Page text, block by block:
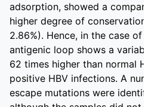
adsorption, showed a
higher degree of conservation
2.86%). Hence, in the case of
antigenic loop shows a
62 times higher than normal
positive HBV infections. A
escape mutations were